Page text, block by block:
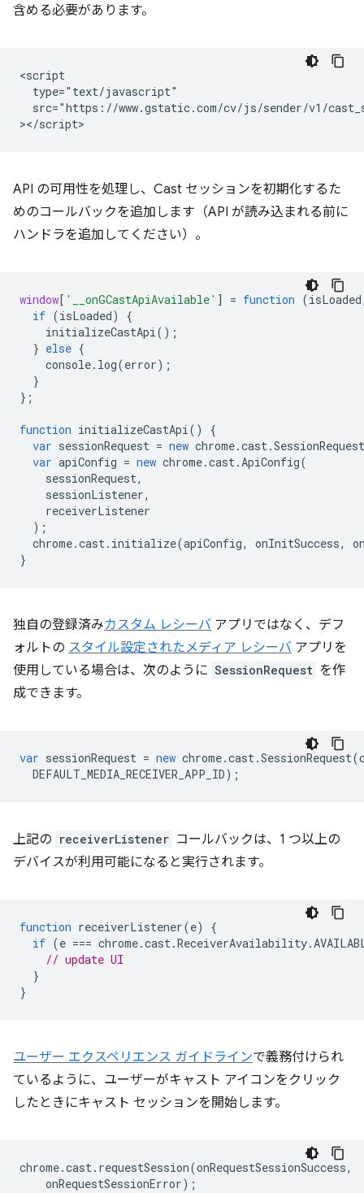
含める必要があります。
<script
  type="text/javascript"
src="https://www.gstatic.com/cv/js/sender/v1/
API の可用性を処理し、Cast セッションを初期化するた
めのコールバックを追加します（API が読み込まれる前に
ハンドラを追加してください）。
window[ '__onGCastApiAvailable' ] = function (isLoaded
if (isLoaded)
{
initializeCastApi();
} else {
console. log(error);
}
};
function initializeCastApi()
{
var sessionRequest = new chrome.cast.SessionRequest
var apiConfig = new chrome.cast.ApiConfig(
sessionRequest,
sessionListener,
receiverListener
);
chrome.cast. initialize(apiConfig, onInitSuccess,
}
独自の登録済みカスタム レシーバ アプリではなく、デフ
ォルトの スタイル設定されたメディア レシーバ アプリを
使用している場合は、次のように SessionRequest を作
成できます。
var sessionRequest = new chrome.cast.SessionRequest(
DEFAULT_MEDIA_RECEIVER_APP_ID);
上記の receiverListener コールバックは、1 つ以上の
デバイスが利用可能になると実行されます。
function receiverListener(e)
{
if (e === chrome.cast.ReceiverAvailability.
// update UI
}
}
ユーザー エクスペリエンス ガイドラインで義務付けられ
ているように、ユーザーがキャスト アイコンをクリック
したときにキャスト セッションを開始します。
chrome.cast. requestSession(onRequestSessionSuccess,
onRequestSessionError);